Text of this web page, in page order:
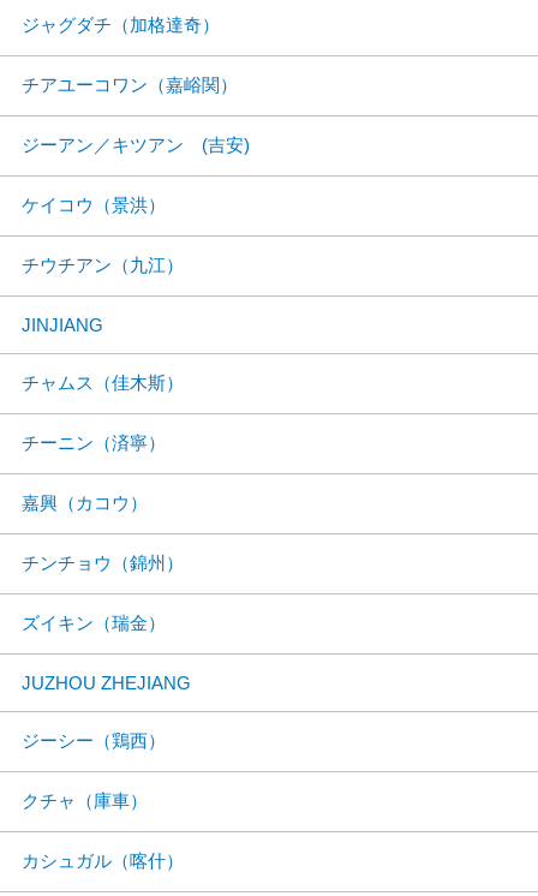
ジャグダチ（加格達奇）
チアユーコワン（嘉峪関）
ジーアン／キツアン (吉安)
ケイコウ（景洪）
チウチアン（九江）
JINJIANG
チャムス（佳木斯）
チーニン（済寧）
嘉興（カコウ）
チンチョウ（錦州）
ズイキン（瑞金）
JUZHOU ZHEJIANG
ジーシー（鶏西）
クチャ（庫車）
カシュガル（喀什）